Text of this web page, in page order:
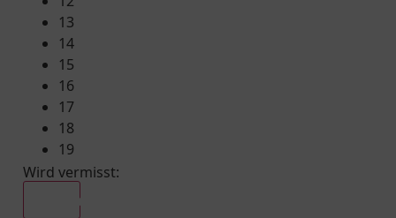
13
14
15
16
17
18
19
Wird vermisst: